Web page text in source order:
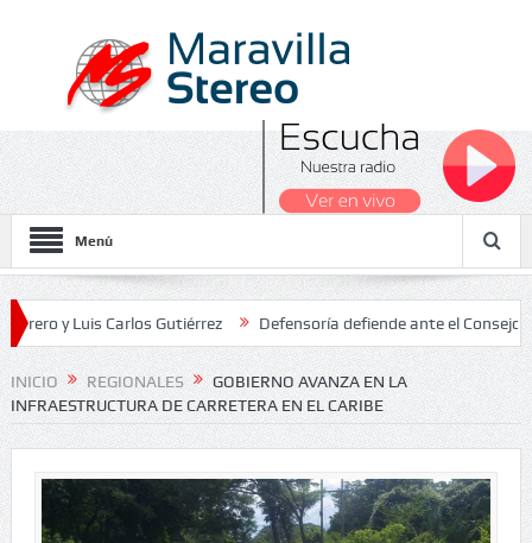
Menú
Carlos Gutiérrez Defensoría defiende ante el Consejo de
Nacionales 2026
INICIO REGIONALES
GOBIERNO AVANZA EN LA
INFRAESTRUCTURA DE CARRETERA EN EL CARIBE